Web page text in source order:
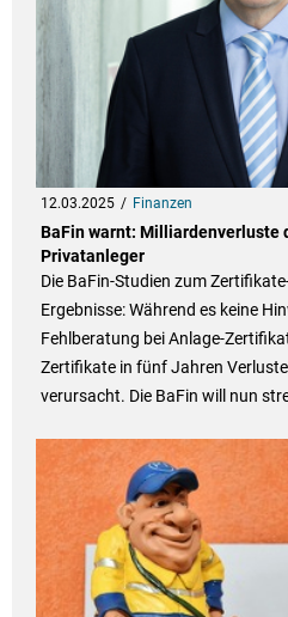
12.03.2025 Finanzen
BaFin warnt: Milliardenverluste
Privatanleger
Die BaFin-Studien zum
Ergebnisse: Während es keine
Fehlberatung bei Anlage-
Zertifikate in fünf Jahren
verursacht. Die BaFin will nun